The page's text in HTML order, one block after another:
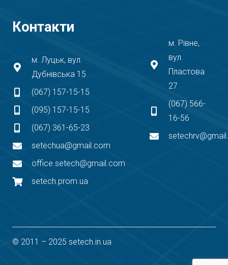
Контакти
м. Луцьк, вул.
Дубнівська 15
(067) 157-15-15
(095) 157-15-15
(067) 361-65-23
setechua@gmail.com
office.setech@gmail.com
setech.prom.ua
м. Рівне,
вул.
Пластова
27
(067) 566-
16-56
© 2011 – 2025 setech.in.ua